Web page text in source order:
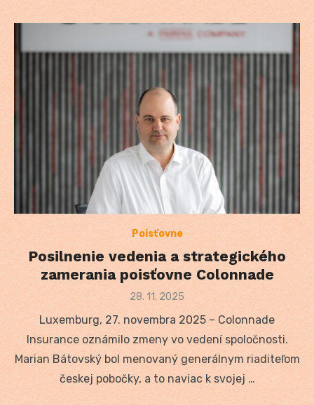
Poisťovne
Posilnenie vedenia a strategického
zamerania poisťovne Colonnade
Posted
28. 11. 2025
Luxemburg, 27. novembra 2025 – Colonnade
Insurance oznámilo zmeny vo vedení spoločnosti.
Marian Bátovský bol menovaný generálnym riaditeľom
českej pobočky, a to naviac k svojej …